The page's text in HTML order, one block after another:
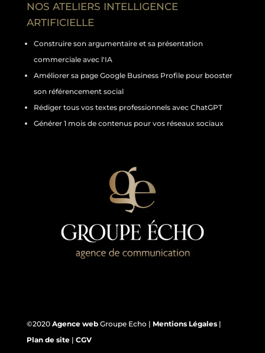
NOS ATELIERS INTELLIGENCE
ARTIFICIELLE
Construire son argumentaire et sa présentation
commerciale avec l'IA
Améliorer sa page Google Business Profile pour booster
son référencement social
Rédiger tous vos textes professionnels avec ChatGPT
Générer 1 mois de contenus pour vos réseaux sociaux
©2020 Agence web Groupe Echo | Mentions Légales|
Plan de site| CGV